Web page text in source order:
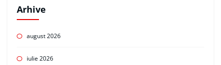
Arhive
august 2026
iulie 2026